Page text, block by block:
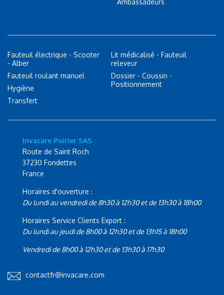
Ambassadeurs
Fauteuil électrique - Scooter
- Alber
Fauteuil roulant manuel
Hygiène
Transfert
Lit médicalisé - Fauteuil
releveur
Dossier - Coussin -
Positionnement
Invacare Poirier SAS
Route de Saint Roch
37230 Fondettes
France
Horaires d'ouverture :
Du lundi au vendredi de 8h30 à 12h30 et de 13h30 à 18h00
Horaires Service Clients Export :
Du lundi au jeudi de 8h00 à 12h30 et de 13h15 à 18h00
Vendredi de 8h00 à 12h30 et de 13h30 à 17h30
contactfr@invacare.com